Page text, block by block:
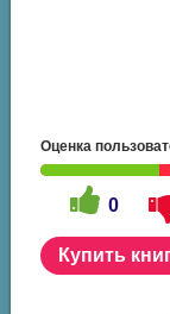
Оценка
0
Купить